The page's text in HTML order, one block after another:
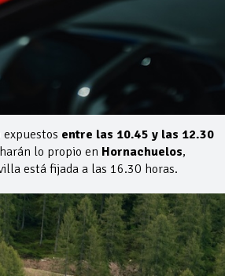
entre las 10.45 y las 12.30
harán lo propio en Hornachuelos,
está fijada a las 16.30 horas.